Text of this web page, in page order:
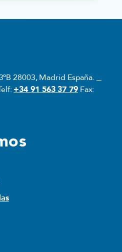
28003, Madrid España.
+34 91 563 37 79Fax: